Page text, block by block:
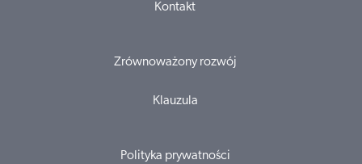
Kontakt
Zrównoważony rozwój
Klauzula
Polityka prywatności